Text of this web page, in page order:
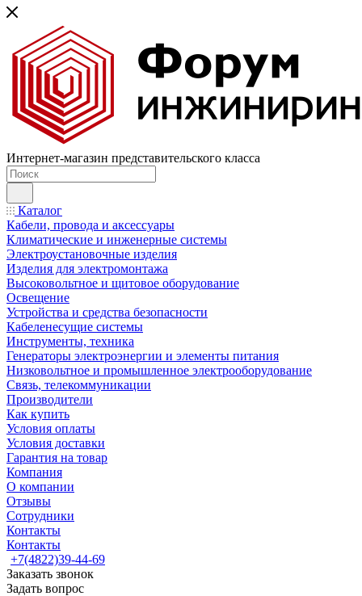
Интернет-магазин представительского класса
Каталог
Кабели, провода и аксессуары
Климатические и инженерные системы
Электроустановочные изделия
Изделия для электромонтажа
Высоковольтное и щитовое оборудование
Освещение
Устройства и средства безопасности
Кабеленесущие системы
Инструменты, техника
Генераторы электроэнергии и элементы питания
Низковольтное и промышленное электрооборудование
Связь, телекоммуникации
Производители
Как купить
Условия оплаты
Условия доставки
Гарантия на товар
Компания
О компании
Отзывы
Сотрудники
Контакты
Контакты
+7(4822)39-44-69
Заказать звонок
Задать вопрос